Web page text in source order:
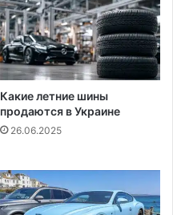
Какие летние шины
продаются в Украине
26.06.2025